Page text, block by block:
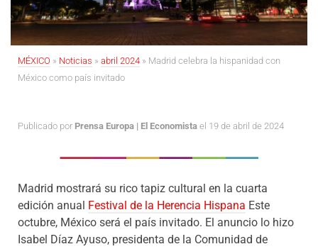
MÉXICO » Noticias » abril 2024 » Madrid celebra la hispanidad con
México como país invitado
Publicado por Prensa Europa | El Economista el 19 de abril de 2024
Madrid mostrará su rico tapiz cultural en la cuarta
edición anual Festival de la Herencia Hispana Este
octubre, México será el país invitado. El anuncio lo hizo
Isabel Díaz Ayuso, presidenta de la Comunidad de